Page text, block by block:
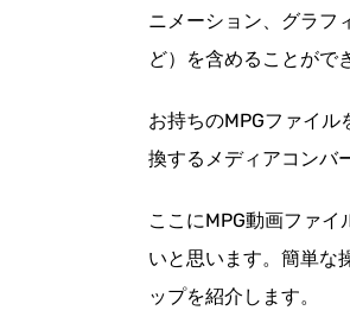
ニメーション、グラフ
ど）を含めることがで
お持ちのMPGファイ
換するメディアコンバ
ここにMPG動画ファイ
いと思います。簡単な
ップを紹介します。